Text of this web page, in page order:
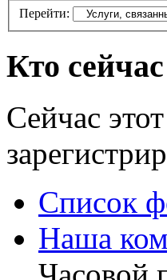
Перейти:
Кто
Сейчас
Список
Наша